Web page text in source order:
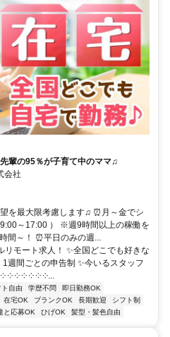
輩の95％が子育て中のママ♫
会社
を最大限考慮します♫ ⏰月～金でシ
～17:00 ） ※週9時間以上の稼働を
間～！ ⏰平日のみの週...
リモート求人！ ✨全国どこでも好きな
週間ごとの申告制 ✨今いるスタッフ
༶ ༶ ༶ ༶ ༶ ༶...
ト自由 学歴不問
即日勤務OK
在宅OK ブランクOK 長期歓迎
シフト制
と応募OK ひげOK 髪型・髪色自由